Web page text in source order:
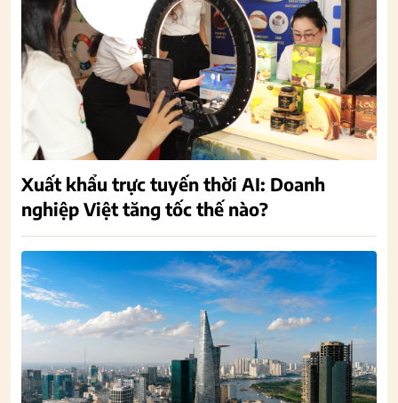
Xuất khẩu trực tuyến thời AI: Doanh
nghiệp Việt tăng tốc thế nào?